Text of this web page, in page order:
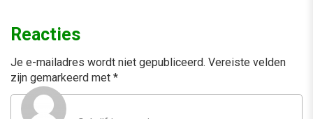
Reacties
Je e-mailadres wordt niet gepubliceerd. Vereiste velden
zijn gemarkeerd met *